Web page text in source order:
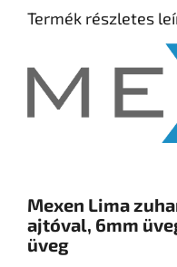
Termék részletes
Mexen Lima
ajtóval, 6mm
üveg